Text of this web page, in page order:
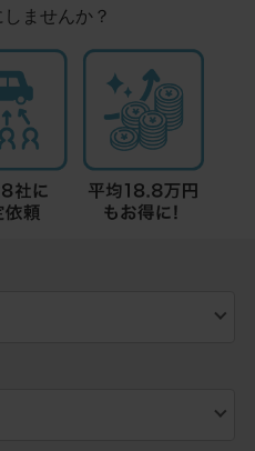
ませんか？